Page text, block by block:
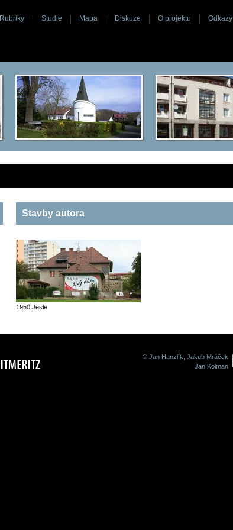
Rubriky Studie Mapa Diskuze O projektu Odkazy
Stavby autora
1950 Jesle
© Jan Hanzlík, Jakub Mráček
Jan Kolman